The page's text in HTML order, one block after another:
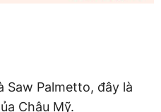
Saw Palmetto, đây là
Châu Mỹ.